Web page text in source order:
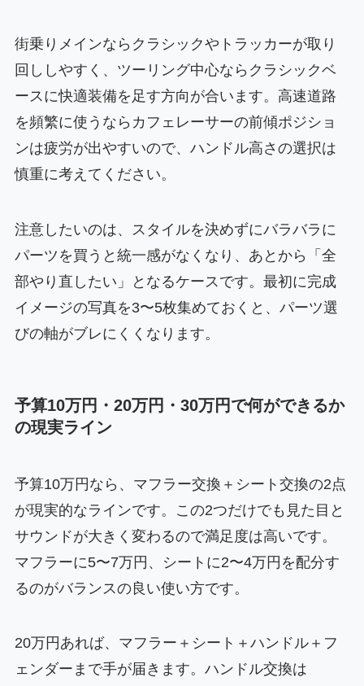
街乗りメインならクラシックやトラッカーが取り
回ししやすく、ツーリング中心ならクラシックベ
ースに快適装備を足す方向が合います。高速道路
を頻繁に使うならカフェレーサーの前傾ポジショ
ンは疲労が出やすいので、ハンドル高さの選択は
慎重に考えてください。
注意したいのは、スタイルを決めずにバラバラに
パーツを買うと統一感がなくなり、あとから「全
部やり直したい」となるケースです。最初に完成
イメージの写真を3〜5枚集めておくと、パーツ選
びの軸がブレにくくなります。
予算10万円・20万円・30万円で何ができるか
の現実ライン
予算10万円なら、マフラー交換＋シート交換の2点
が現実的なラインです。この2つだけでも見た目と
サウンドが大きく変わるので満足度は高いです。
マフラーに5〜7万円、シートに2〜4万円を配分す
るのがバランスの良い使い方です。
20万円あれば、マフラー＋シート＋ハンドル＋フ
ェンダーまで手が届きます。ハンドル交換は